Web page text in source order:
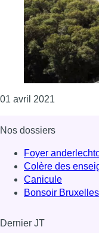
01 avril 2021
Nos dossiers
Foyer
Colère des
Canicule
Bonsoir Bruxelles
Dernier JT